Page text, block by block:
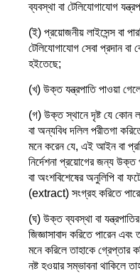
ব্যবস্থা বা টেলিযোগাযোগ
(ই) প্রয়োজনীয় লাইসেন্স বা
টেলিযোগাযোগ সেবা প্রদান বা
হইতেছে;
(খ) উক্ত যন্ত্রপাতি পাওয়া
(গ) উক্ত স্থানে দৃষ্ট যে কোন
বা অন্যবিধ দলিল পরীতগা
মনে করেন যে, এই আইন বা
নির্দেশনা প্রয়োগের জন্য উক্ত
বা অংশবিশেষের অনুলিপি বা
(extract) সংগ্রহ করিতে
(ঘ) উক্ত ব্যবস্থা বা যন্ত্রপাতির
জিজ্ঞাসাবাদ করিতে পারেন
মনে করিলে তাহাকে গ্রেপ্তার
নষ্ট হওয়ার সম্ভাবনা থাকিলে